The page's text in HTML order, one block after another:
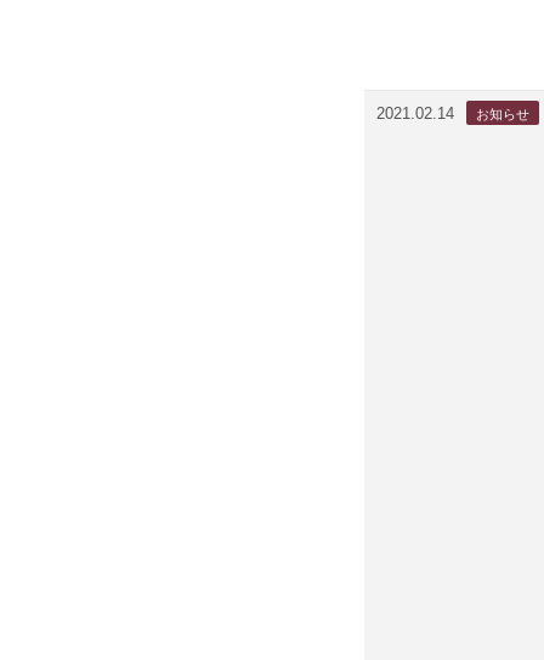
2021.02.14